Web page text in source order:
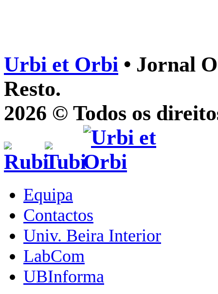
Urbi et Orbi • Jornal
Resto.
2026 © Todos os
Equipa
Contactos
Univ. Beira Interior
LabCom
UBInforma